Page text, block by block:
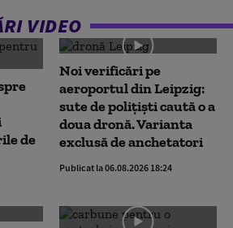
VIDEO
de
Noi verificări pe
aeroportul din Leipzig:
sute de polițiști caută o a
doua dronă. Varianta
exclusă de anchetatori
Publicat la 06.08.2026 18:24